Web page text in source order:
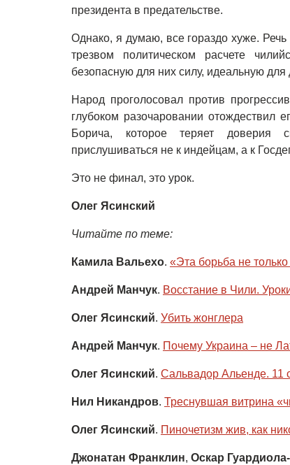
президента в предательстве.
Однако, я думаю, все гораздо хуже.
трезвом политическом расчете
безопасную для них силу, идеальную
Народ проголосовал против
глубоком разочаровании отождествил
Борича, которое теряет доверия
прислушиваться не к индейцам, а к
Это не финал, это урок.
Олег Ясинский
Читайте по теме:
Камила Вальехо. «Эта борьба не
Андрей Манчук. Восстание в Чили.
Олег Ясинский. Убить жонглера
Андрей Манчук. Почему Украина – не
Олег Ясинский. Сальвадор Альенде. 11
Нил Никандров. Треснувшая витрина
Олег Ясинский. Пиночетизм жив, как
Джонатан Франклин, Оскар